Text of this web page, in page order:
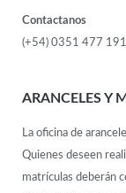
Contactanos
(+54) 0351 477
ARANCELES Y
La oficina de
Quienes deseen
matrículas deberán